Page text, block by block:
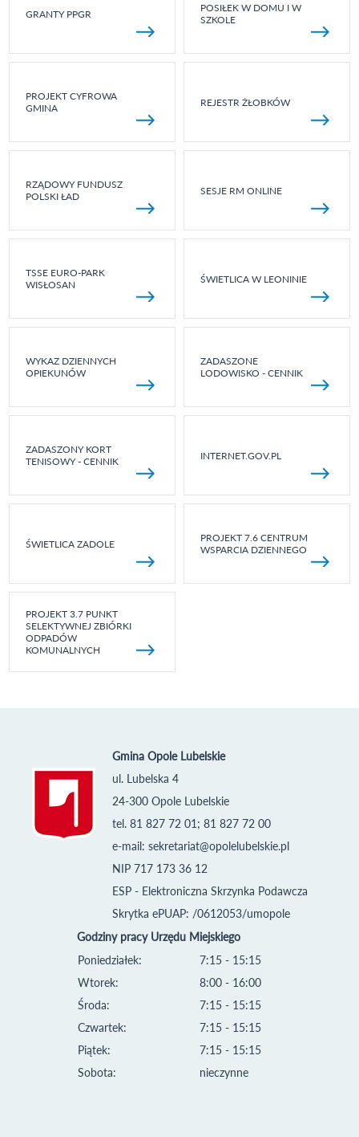
GRANTY PPGR
POSIŁEK W DOMU I W
SZKOLE
PROJEKT CYFROWA
GMINA
REJESTR ŻŁOBKÓW
RZĄDOWY FUNDUSZ
POLSKI ŁAD
SESJE RM ONLINE
TSSE EURO-PARK
WISŁOSAN
ŚWIETLICA W LEONINIE
WYKAZ DZIENNYCH
OPIEKUNÓW
ZADASZONE
LODOWISKO - CENNIK
ZADASZONY KORT
TENISOWY - CENNIK
INTERNET.GOV.PL
ŚWIETLICA ZADOLE
PROJEKT 7.6 CENTRUM
WSPARCIA DZIENNEGO
PROJEKT 3.7 PUNKT
SELEKTYWNEJ ZBIÓRKI
ODPADÓW
KOMUNALNYCH
Gmina Opole Lubelskie
ul. Lubelska 4
24-300 Opole Lubelskie
tel. 81 827 72 01; 81 827 72 00
e-mail: sekretariat@opolelubelskie.pl
NIP 717 173 36 12
ESP - Elektroniczna Skrzynka Podawcza
Skrytka ePUAP: /0612053/umopole
Godziny pracy Urzędu Miejskiego
Poniedziałek:
Wtorek:
Środa:
Czwartek:
Piątek:
Sobota:
7:15 - 15:15
8:00 - 16:00
7:15 - 15:15
7:15 - 15:15
7:15 - 15:15
nieczynne